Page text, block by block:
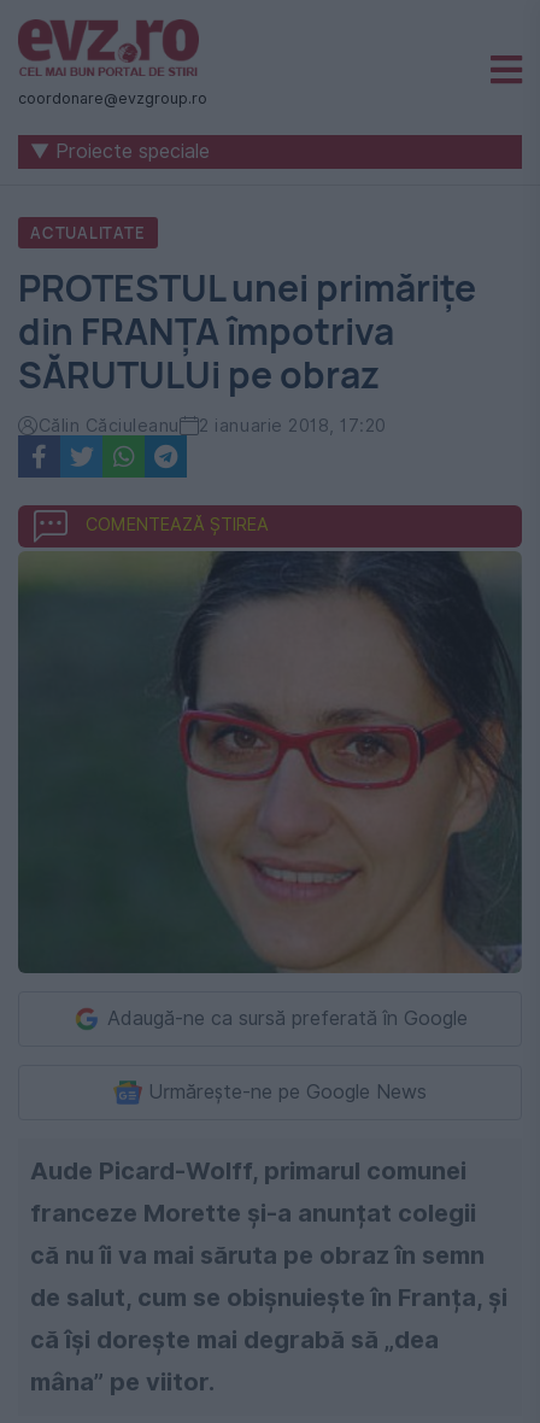
Știri
naționale
internaționale
România
-
Evenimentul
Zilei
coordonare@evzgroup.ro
▼ Proiecte speciale
ACTUALITATE
PROTESTUL unei primărițe
din FRANȚA împotriva
SĂRUTULUi pe obraz
Călin Căciuleanu 2 ianuarie 2018, 17:20
COMENTEAZĂ ȘTIREA
Adaugă-ne ca sursă preferată în Google
Urmărește-ne pe Google News
Aude Picard-Wolff, primarul comunei
franceze Morette și-a anunțat colegii
că nu îi va mai săruta pe obraz în semn
de salut, cum se obișnuiește în Franța, și
că își dorește mai degrabă să „dea
mâna” pe viitor.